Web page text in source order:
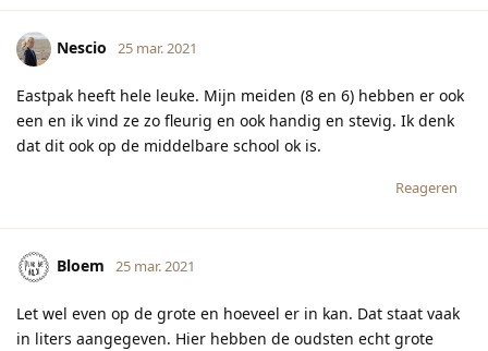
Nescio 25 mar. 2021
Eastpak heeft hele leuke. Mijn meiden (8 en 6) hebben er ook
een en ik vind ze zo fleurig en ook handig en stevig. Ik denk
dat dit ook op de middelbare school ok is.
Reageren
Bloem 25 mar. 2021
Let wel even op de grote en hoeveel er in kan. Dat staat vaak
in liters aangegeven. Hier hebben de oudsten echt grote